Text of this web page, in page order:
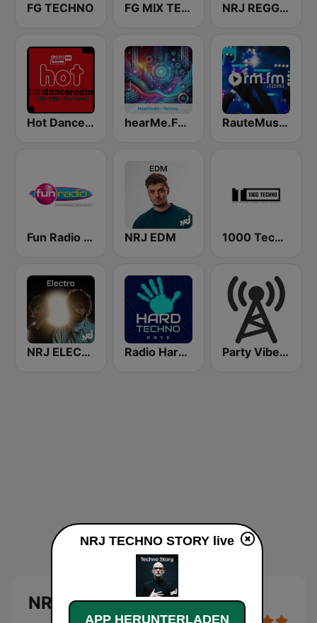
FG TECHNO FG MIX TECHNO NRJ REGGAE
Hot Dance Radio hearMe.FM Techno RauteMusik - TECHNO
Fun Radio BELGIQUE NRJ EDM 1000 Techno
NRJ ELECTRO Radio Hard Techno Rave Party Vibe: Techno Radio
NRJ TECHNO STORY
NRJ TECHNO STORY live
APP HERUNTERLADEN